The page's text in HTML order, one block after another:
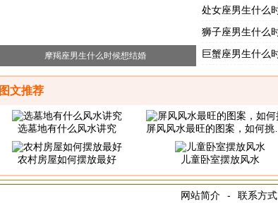
摩羯座男生什么时候想结婚
处女座男生什么
狮子座男生什么
巨蟹座男生什么
图文推荐
选墓地有什么风水讲究 屏风风水最旺的图案，如何挑选屏风图案
农村房屋如何摆放最好 儿童卧室摆放风水
网站简介 - 联系方式